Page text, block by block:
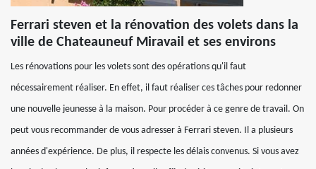
Ferrari steven et la rénovation des volets dans la
ville de Chateauneuf Miravail et ses environs
Les rénovations pour les volets sont des opérations qu'il faut
nécessairement réaliser. En effet, il faut réaliser ces tâches pour redonner
une nouvelle jeunesse à la maison. Pour procéder à ce genre de travail. On
peut vous recommander de vous adresser à Ferrari steven. Il a plusieurs
années d'expérience. De plus, il respecte les délais convenus. Si vous avez